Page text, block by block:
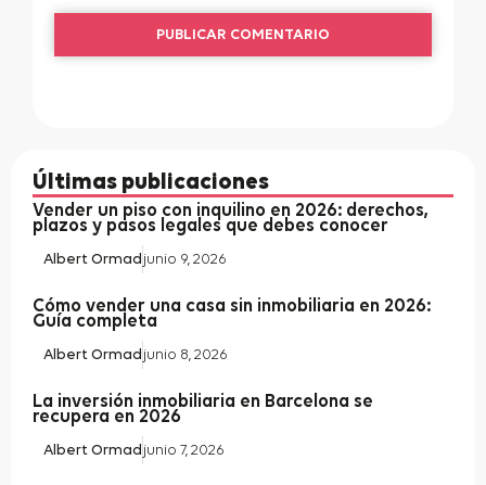
Últimas publicaciones
Vender un piso con inquilino en 2026: derechos,
plazos y pasos legales que debes conocer
Albert Ormad junio 9, 2026
Cómo vender una casa sin inmobiliaria en 2026:
Guía completa
Albert Ormad junio 8, 2026
La inversión inmobiliaria en Barcelona se
recupera en 2026
Albert Ormad junio 7, 2026